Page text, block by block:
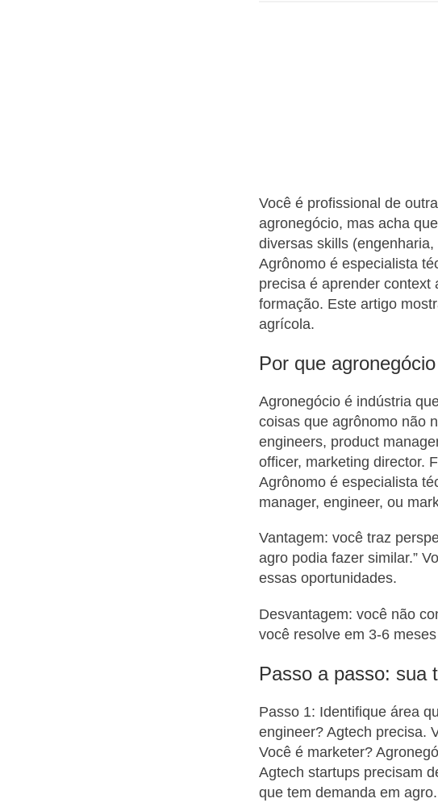
Você é profissional de
agronegócio, mas acha
diversas skills
Agrônomo é especialista
precisa é aprender
formação. Este artigo
agrícola.
Por que
Agronegócio é indústria
coisas que agrônomo não
engineers, product
officer, marketing director.
Agrônomo é especialista
manager, engineer, ou
Vantagem: você traz
agro podia fazer similar.”
essas oportunidades.
Desvantagem: você não
você resolve em 3-6
Passo a passo: sua
Passo 1: Identifique área
engineer? Agtech precisa.
Você é marketer?
Agtech startups precisam
que tem demanda em agro.